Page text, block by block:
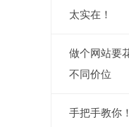
太实在！
做个网站要
不同价位
手把手教你